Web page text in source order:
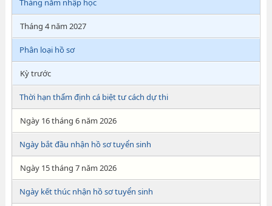
Tháng năm nhập học
Tháng 4 năm 2027
Phân loại hồ sơ
Kỳ trước
Thời hạn thẩm định cá biệt tư cách dự thi
Ngày 16 tháng 6 năm 2026
Ngày bắt đầu nhận hồ sơ tuyển sinh
Ngày 15 tháng 7 năm 2026
Ngày kết thúc nhận hồ sơ tuyển sinh